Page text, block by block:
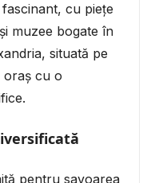
cu piețe
muzee bogate în
situată pe
oraș cu o
pentru savoarea